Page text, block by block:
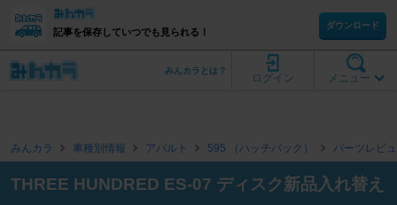
記事を保存していつでも見られる！
ダウンロード
メニュー
ログイン
みんカラとは？
みんカラ 車種別情報 アバルト 595 （ハッチバック） パーツレビ
THREE HUNDRED ES-07 ディスク新品入れ替え